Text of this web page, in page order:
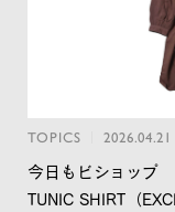
TOPICS 2026.04.21
今日もビショップ
TUNIC SHIRT（